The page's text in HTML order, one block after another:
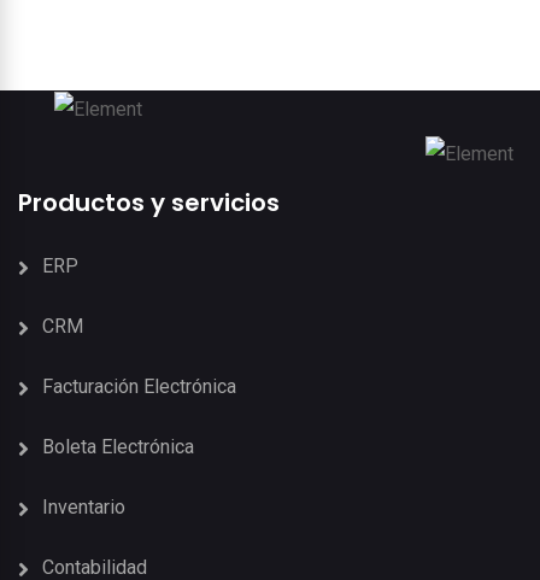
Productos y servicios
ERP
CRM
Facturación Electrónica
Boleta Electrónica
Inventario
Contabilidad